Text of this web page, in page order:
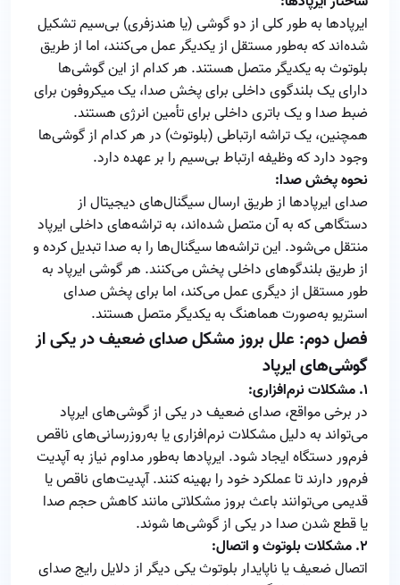
ایرپادها به طور کلی از دو گوشی (یا هندزفری) بی‌سیم تشکیل
شده‌اند که به‌طور مستقل از یکدیگر عمل می‌کنند، اما از طریق
بلوتوث به یکدیگر متصل هستند. هر کدام از این گوشی‌ها
دارای یک بلندگوی داخلی برای پخش صدا، یک میکروفون برای
ضبط صدا و یک باتری داخلی برای تأمین انرژی هستند.
همچنین، یک تراشه ارتباطی (بلوتوث) در هر کدام از گوشی‌ها
وجود دارد که وظیفه ارتباط بی‌سیم را بر عهده دارد.
نحوه پخش صدا:
صدای ایرپادها از طریق ارسال سیگنال‌های دیجیتال از
دستگاهی که به آن متصل شده‌اند، به تراشه‌های داخلی ایرپاد
منتقل می‌شود. این تراشه‌ها سیگنال‌ها را به صدا تبدیل کرده و
از طریق بلندگوهای داخلی پخش می‌کنند. هر گوشی ایرپاد به
طور مستقل از دیگری عمل می‌کند، اما برای پخش صدای
استریو به‌صورت هماهنگ به یکدیگر متصل هستند.
فصل دوم: علل بروز مشکل صدای ضعیف در یکی از
گوشی‌های ایرپاد
۱. مشکلات نرم‌افزاری:
در برخی مواقع، صدای ضعیف در یکی از گوشی‌های ایرپاد
می‌تواند به دلیل مشکلات نرم‌افزاری یا به‌روزرسانی‌های ناقص
فرم‌ور دستگاه ایجاد شود. ایرپادها به‌طور مداوم نیاز به آپدیت
فرم‌ور دارند تا عملکرد خود را بهینه کنند. آپدیت‌های ناقص یا
قدیمی می‌توانند باعث بروز مشکلاتی مانند کاهش حجم صدا
یا قطع شدن صدا در یکی از گوشی‌ها شوند.
۲. مشکلات بلوتوث و اتصال:
اتصال ضعیف یا ناپایدار بلوتوث یکی دیگر از دلایل رایج صدای